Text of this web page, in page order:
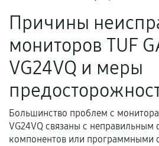
Акт выполненных работ с
услуг и сроком гарантии.
Документы на
и кассовый чек.
Расширенная гарантия
В некоторых случаях
расширенной гарантии.
Причины
мониторов TUF
VG24VQ и меры
Большинство проблем с
VG24VQ связаны с
компонентов или программными